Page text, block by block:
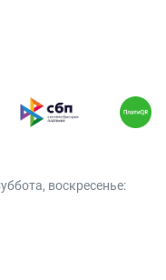
воскресенье: